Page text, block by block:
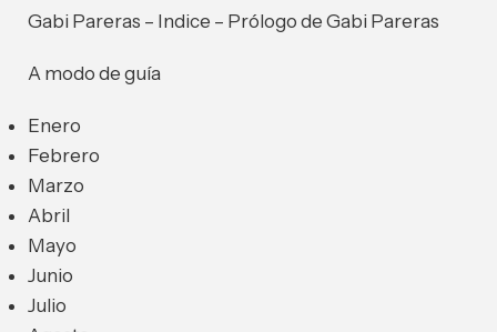
Gabi Pareras – Indice – Prólogo de Gabi Pareras
A modo de guía
Enero
Febrero
Marzo
Abril
Mayo
Junio
Julio